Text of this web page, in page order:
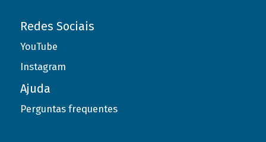
Redes Sociais
YouTube
Instagram
Ajuda
Perguntas frequentes